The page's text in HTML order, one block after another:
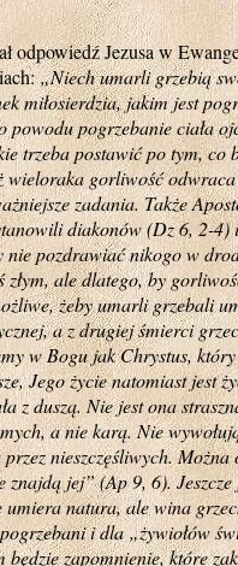
odpowiedź Jezusa w
„Niech umarli grzebią
miłosierdzia, jakim jest
pogrzebanie ciała
trzeba postawić po tym, co
wieloraka gorliwość
zadania. Także
diakonów (Dz 6, 2-
nie pozdrawiać nikogo w
złym, ale dlatego, by
żeby umarli grzebali
a z drugiej śmierci
w Bogu jak Chrystus,
Jego życie natomiast jest
z duszą. Nie jest ona
a nie karą. Nie
nieszczęśliwych.
jej” (Ap 9, 6).
natura, ale wina
i dla „żywiołów
zapomnienie, które